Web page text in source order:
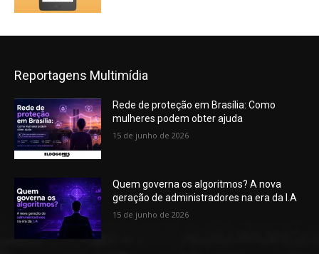
Reportagens Multimídia
Rede de proteção em Brasília: Como
mulheres podem obter ajuda
15 de junho de 2026
Quem governa os algoritmos? A nova
geração de administradores na era da I.A
15 de junho de 2026